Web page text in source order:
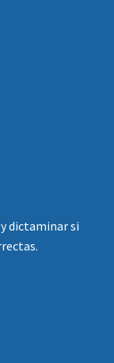
dictaminar si